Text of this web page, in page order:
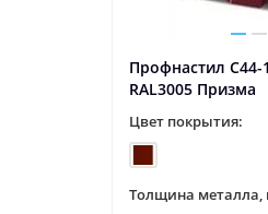
Профнастил С44-
RAL3005 Призма
Цвет покрытия:
Толщина металла,